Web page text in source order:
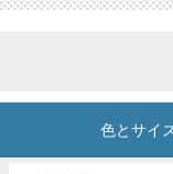
色とサイ